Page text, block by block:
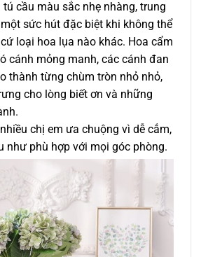
cầu màu sắc nhẹ nhàng, trung
sức hút đặc biệt khi không thể
loại hoa lụa nào khác. Hoa cẩm
cánh mỏng manh, các cánh đan
thành từng chùm tròn nhỏ nhỏ,
cho lòng biết ơn và những
chị em ưa chuộng vì dễ cắm,
như phù hợp với mọi góc phòng.